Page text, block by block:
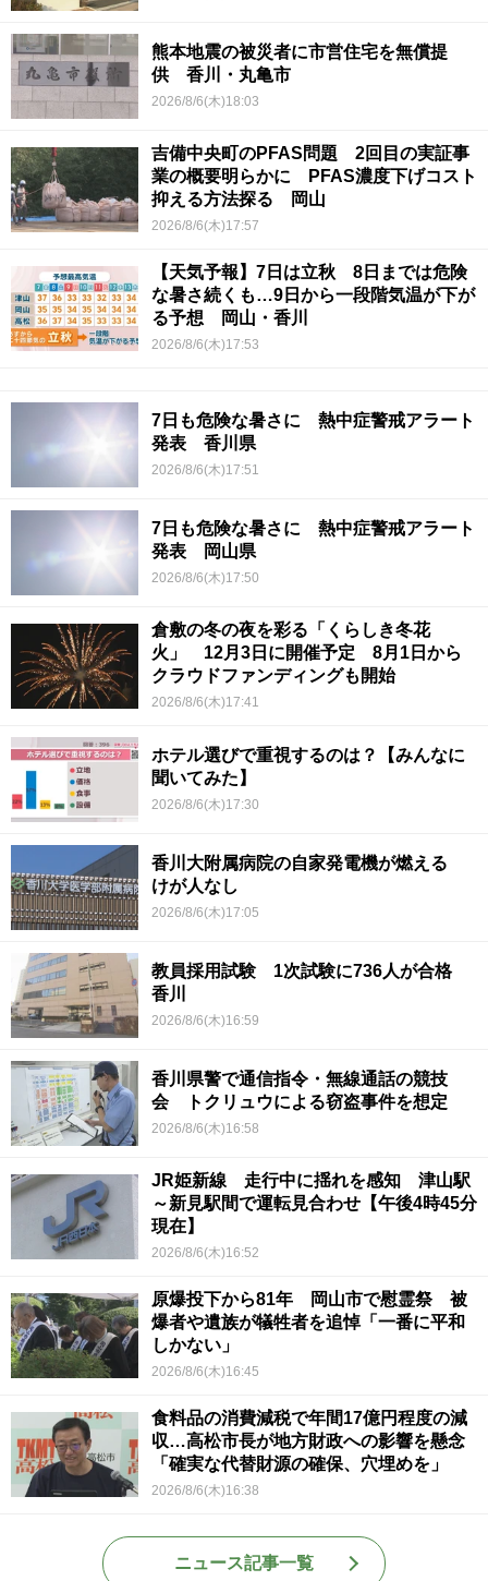
熊本地震の被災者に市営住宅を無償提
供 香川・丸亀市
2026/8/6(木)18:03
吉備中央町のPFAS問題 2回目の実証事
業の概要明らかに PFAS濃度下げコスト
抑える方法探る 岡山
2026/8/6(木)17:57
【天気予報】7日は立秋 8日までは危険
な暑さ続くも…9日から一段階気温が下が
る予想 岡山・香川
2026/8/6(木)17:53
7日も危険な暑さに 熱中症警戒アラート
発表 香川県
2026/8/6(木)17:51
7日も危険な暑さに 熱中症警戒アラート
発表 岡山県
2026/8/6(木)17:50
倉敷の冬の夜を彩る「くらしき冬花
火」 12月3日に開催予定 8月1日から
クラウドファンディングも開始
2026/8/6(木)17:41
ホテル選びで重視するのは？【みんなに
聞いてみた】
2026/8/6(木)17:30
香川大附属病院の自家発電機が燃える
けが人なし
2026/8/6(木)17:05
教員採用試験 1次試験に736人が合格
香川
2026/8/6(木)16:59
香川県警で通信指令・無線通話の競技
会 トクリュウによる窃盗事件を想定
2026/8/6(木)16:58
JR姫新線 走行中に揺れを感知 津山駅
～新見駅間で運転見合わせ【午後4時45分
現在】
2026/8/6(木)16:52
原爆投下から81年 岡山市で慰霊祭 被
爆者や遺族が犠牲者を追悼「一番に平和
しかない」
2026/8/6(木)16:45
食料品の消費減税で年間17億円程度の減
収…高松市長が地方財政への影響を懸念
「確実な代替財源の確保、穴埋めを」
2026/8/6(木)16:38
ニュース記事一覧